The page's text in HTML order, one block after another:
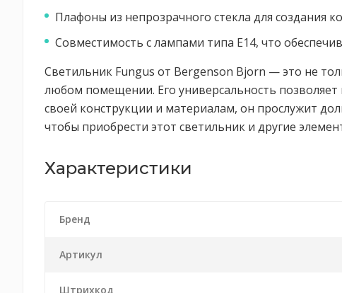
Плафоны из непрозрачного стекла для создания
Совместимость с лампами типа Е14, что
Светильник Fungus от Bergenson Bjorn — это не
любом помещении. Его универсальность позволяет
своей конструкции и материалам, он прослужит
чтобы приобрести этот светильник и другие
Характеристики
Бренд
Артикул
Штрихкод